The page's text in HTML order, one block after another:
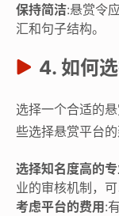
保持简洁:悬赏令
汇和句子结构。
4. 如何
选择一个合适的
些选择悬赏平台的
选择知名度高的
业的审核机制，
考虑平台的费用: